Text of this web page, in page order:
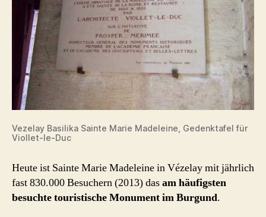
Vezelay Basilika Sainte Marie Madeleine, Gedenktafel für
Viollet-le-Duc
Heute ist Sainte Marie Madeleine in Vézelay mit jährlich
fast 830.000 Besuchern (2013) dasam häufigsten
besuchte touristische Monument im Burgund.